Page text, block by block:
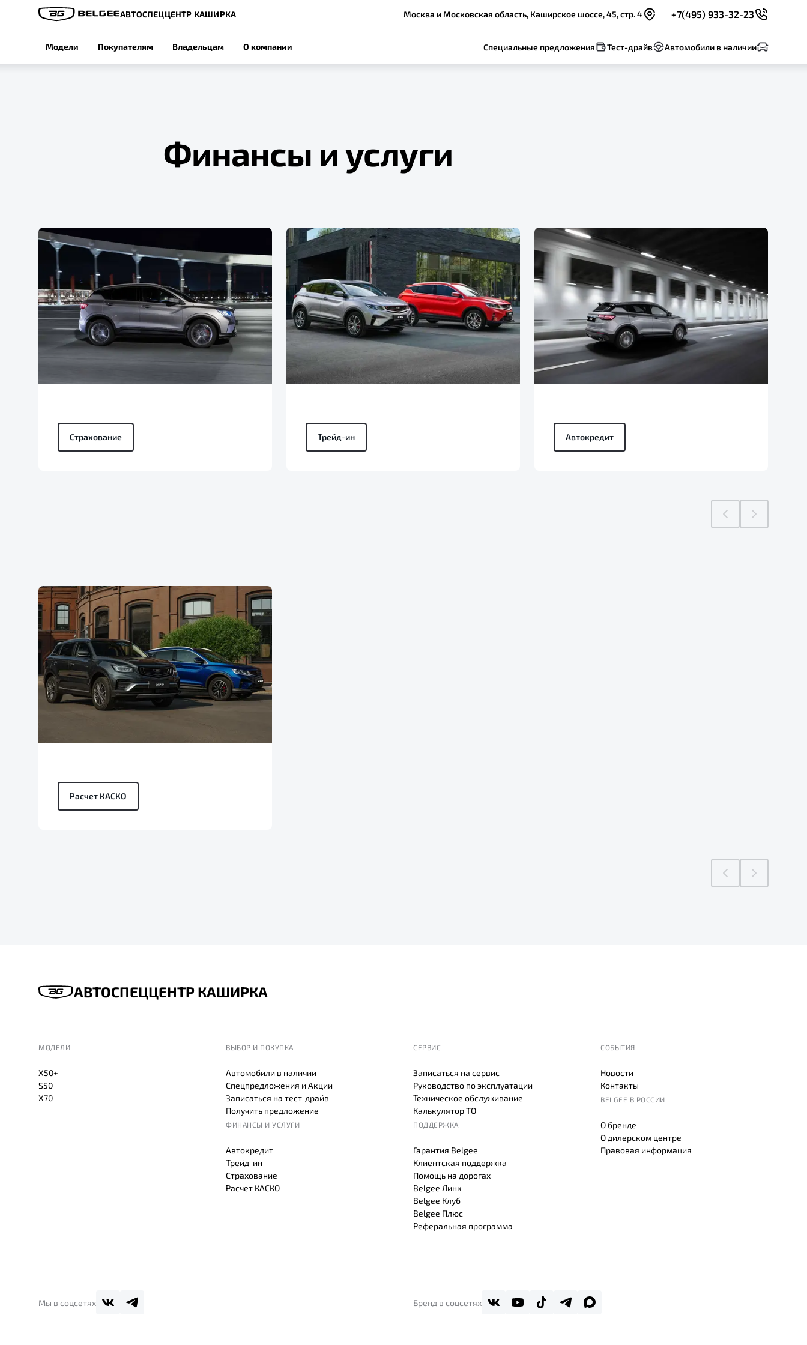
АВТОСПЕЦЦЕНТР КАШИРКА Москва и Московская область, Каширское шоссе, 45, стр. 4 +7(495) 933-32-23
Модели Покупателям Владельцам О компании Специальные предложения Тест-драйв Автомобили в наличии
Финансы и услуги
Страхование Трейд-ин Автокредит
Расчет КАСКО
АВТОСПЕЦЦЕНТР КАШИРКА
МОДЕЛИ
X50+
S50
X70
ВЫБОР И ПОКУПКА
Автомобили в наличии
Спецпредложения и Акции
Записаться на тест-драйв
Получить предложение
ФИНАНСЫ И УСЛУГИ
Автокредит
Трейд-ин
Страхование
Расчет КАСКО
СЕРВИС
Записаться на сервис
Руководство по эксплуатации
Техническое обслуживание
Калькулятор ТО
ПОДДЕРЖКА
Гарантия Belgee
Клиентская поддержка
Помощь на дорогах
Belgee Линк
Belgee Клуб
Belgee Плюс
Реферальная программа
СОБЫТИЯ
Новости
Контакты
BELGEE В РОССИИ
О бренде
О дилерском центре
Правовая информация
Мы в соцсетях Бренд в соцсетях